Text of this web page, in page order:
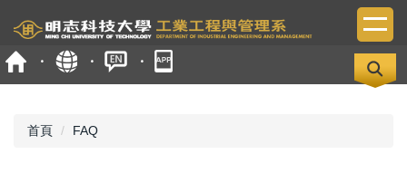
到
主
要
內
首頁 FAQ